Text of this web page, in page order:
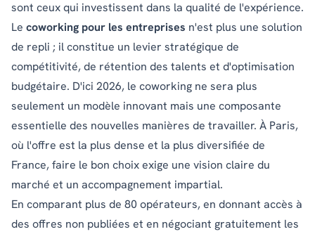
sont ceux qui investissent dans la qualité de l'expérience.
Le coworking pour les entreprises n'est plus une solution
de repli ; il constitue un levier stratégique de
compétitivité, de rétention des talents et d'optimisation
budgétaire. D'ici 2026, le coworking ne sera plus
seulement un modèle innovant mais une composante
essentielle des nouvelles manières de travailler. À Paris,
où l'offre est la plus dense et la plus diversifiée de
France, faire le bon choix exige une vision claire du
marché et un accompagnement impartial.
En comparant plus de 80 opérateurs, en donnant accès à
des offres non publiées et en négociant gratuitement les